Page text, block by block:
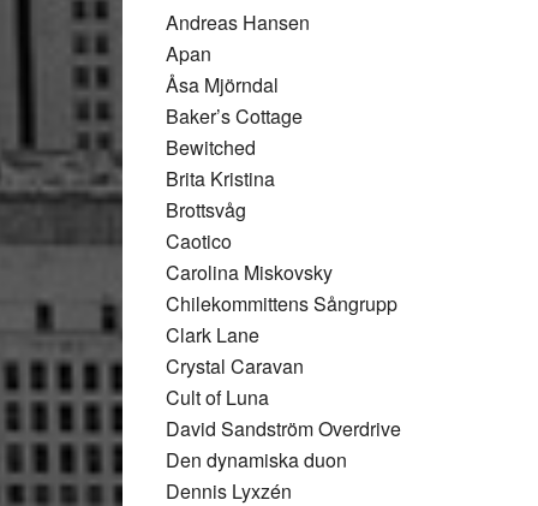
Andreas Hansen
Apan
Åsa Mjörndal
Baker’s Cottage
Bewitched
Brita Kristina
Brottsvåg
Caotico
Carolina Miskovsky
Chilekommittens Sångrupp
Clark Lane
Crystal Caravan
Cult of Luna
David Sandström Overdrive
Den dynamiska duon
Dennis Lyxzén